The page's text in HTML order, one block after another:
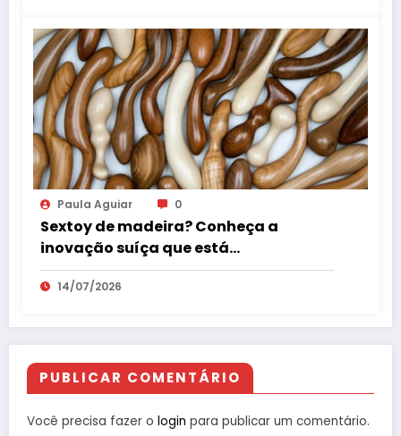
Paula Aguiar 0
Sextoy de madeira? Conheça a
inovação suíça que está
surpreendendo o mercado erótico
14/07/2026
PUBLICAR COMENTÁRIO
Você precisa fazer o login para publicar um comentário.